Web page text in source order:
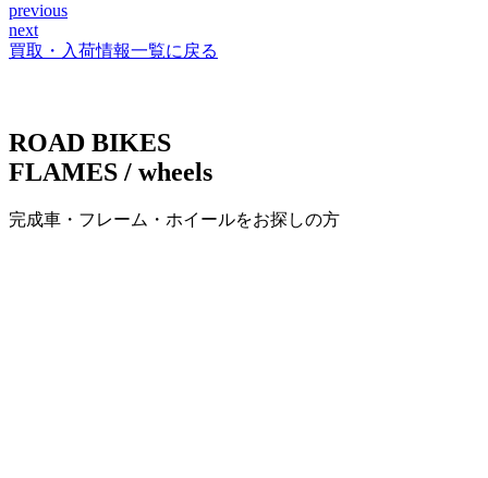
投
稿
ゲ
シ
previous
next
買取・入荷情報一覧に戻る
ROAD BIKES
FLAMES / wheels
完成車・フレーム・ホイールをお探しの方